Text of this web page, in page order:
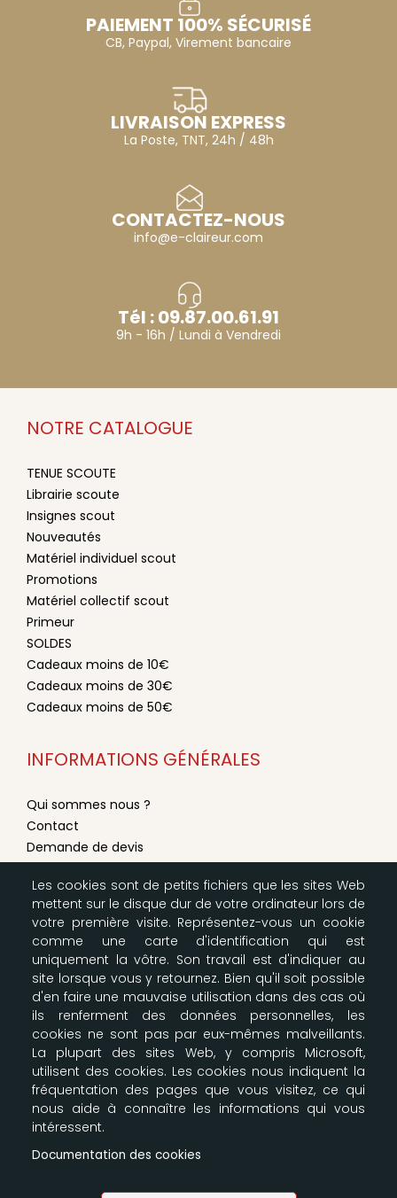
Les cookies sont de petits fichiers que les sites Web
mettent sur le disque dur de votre ordinateur lors de
votre première visite. Représentez-vous un cookie
comme une carte d'identification qui est
uniquement la vôtre. Son travail est d'indiquer au
site lorsque vous y retournez. Bien qu'il soit possible
d'en faire une mauvaise utilisation dans des cas où
ils renferment des données personnelles, les
cookies ne sont pas par eux-mêmes malveillants.
La plupart des sites Web, y compris Microsoft,
utilisent des cookies. Les cookies nous indiquent la
fréquentation des pages que vous visitez, ce qui
nous aide à connaître les informations qui vous
intéressent.
Documentation des cookies
PAIEMENT 100% SÉCURISÉ
CB, Paypal, Virement bancaire
LIVRAISON EXPRESS
La Poste, TNT, 24h / 48h
CONTACTEZ-NOUS
info@e-claireur.com
Tél : 09.87.00.61.91
9h - 16h / Lundi à Vendredi
NOTRE CATALOGUE
TENUE SCOUTE
Librairie scoute
Insignes scout
Nouveautés
Matériel individuel scout
Promotions
Matériel collectif scout
Primeur
SOLDES
Cadeaux moins de 10€
Cadeaux moins de 30€
Cadeaux moins de 50€
INFORMATIONS GÉNÉRALES
Qui sommes nous ?
Contact
Demande de devis
Conditions générales de vente
Mentions légales
Modes de livraison & paiement
Configurer les cookies
Plan du site
LA BOUTIQUE SCOUTE
Nos entrepôts
164-166 Av Joseph Kessel
Parkile 12
78960 Voisins le Bretonneux
09 87 00 61 91 - 06 61 30 35 39